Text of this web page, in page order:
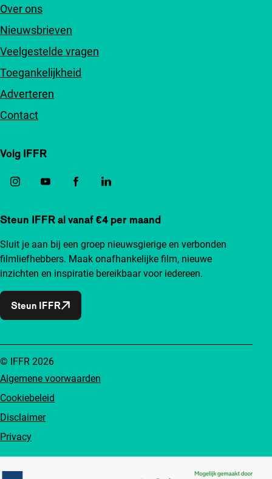
Over ons
Nieuwsbrieven
Veelgestelde vragen
Toegankelijkheid
Adverteren
Contact
Volg IFFR
Steun IFFR al vanaf €4 per maand
Sluit je aan bij een groep nieuwsgierige en verbonden
filmliefhebbers. Maak onafhankelijke film, nieuwe
inzichten en inspiratie bereikbaar voor iedereen.
Steun IFFR
Algemene voorwaarden
Cookiebeleid
Disclaimer
Privacy
© IFFR 2026